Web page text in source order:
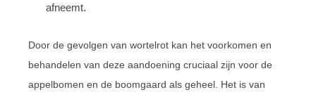
afneemt.
Door de gevolgen van wortelrot kan het voorkomen en
behandelen van deze aandoening cruciaal zijn voor de
appelbomen en de boomgaard als geheel. Het is van